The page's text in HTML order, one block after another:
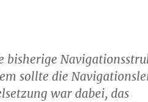
bisherige
sollte die
war dabei, das